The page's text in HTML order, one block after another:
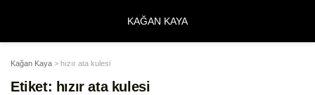
KAĞAN KAYA
Kağan Kaya > hızır ata kulesi
Etiket: hızır ata kulesi